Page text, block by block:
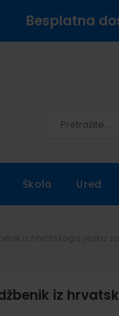
Besplatna
Škola Ured
iz